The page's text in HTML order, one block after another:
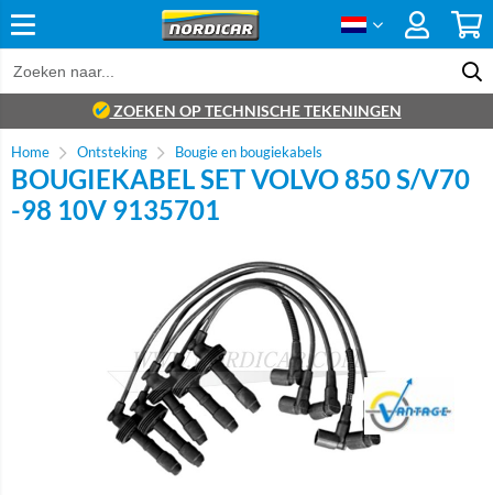
ZOEKEN OP TECHNISCHE TEKENINGEN
Home Ontsteking Bougie en bougiekabels
BOUGIEKABEL SET VOLVO 850 S/V70
-98 10V 9135701
Brand